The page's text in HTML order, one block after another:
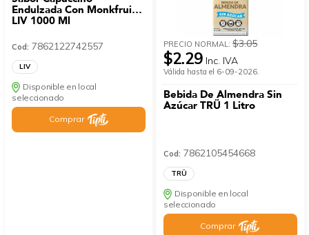
Endulzada Con Monkfruit
LIV 1000 Ml
Cod: 7862122742557
LIV
Disponible en local
seleccionado
Comprar
PRECIO NORMAL:$3.05
$2.29 Inc. IVA
Válida hasta el 6-09-2026.
Bebida De Almendra Sin
Azúcar TRÜ 1 Litro
Cod: 7862105454668
TRÜ
Disponible en local
seleccionado
Comprar